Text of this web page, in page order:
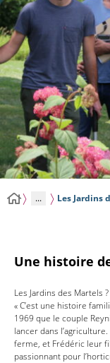
... Les Jardins
Une histoire
Les Jardins des Martels ?
« C’est une histoire
1969 que le couple
lancer dans
ferme, et Frédéric leur
passionnant pour